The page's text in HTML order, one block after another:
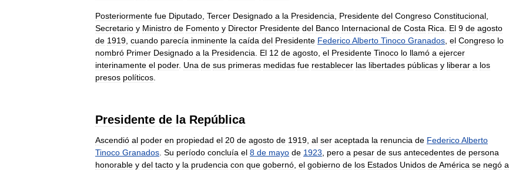
Posteriormente fue Diputado Tercer Designado a la Presidencia Presidente del Congreso Constitucional
Secretario y Ministro de Fomento y Director Presidente del Banco Internacional de Costa Rica El 9 de agosto
de 1919 cuando parecía inminente la caída del Presidente FedericoAlberto Tinoco Granados el Congreso lo
nombró Primer Designado a la Presidencia El 12 de agosto el Presidente Tinoco lo llamó a ejercer
interinamente el poder. Una de sus primeras medidas fue restablecer las libertades públicas y liberar a los
presos políticos
Presidente de la República
Ascendió al poder en propiedad el 20 de agosto de 1919 al ser aceptada la renuncia de FedericoAlberto
Tinoco Granados Su período concluía el 8 de mayo de 1923 pero a pesar de sus antecedentes de persona
honorable y del tacto y la prudencia con que gobernó el gobierno de los Estados Unidos deAmérica se negó a